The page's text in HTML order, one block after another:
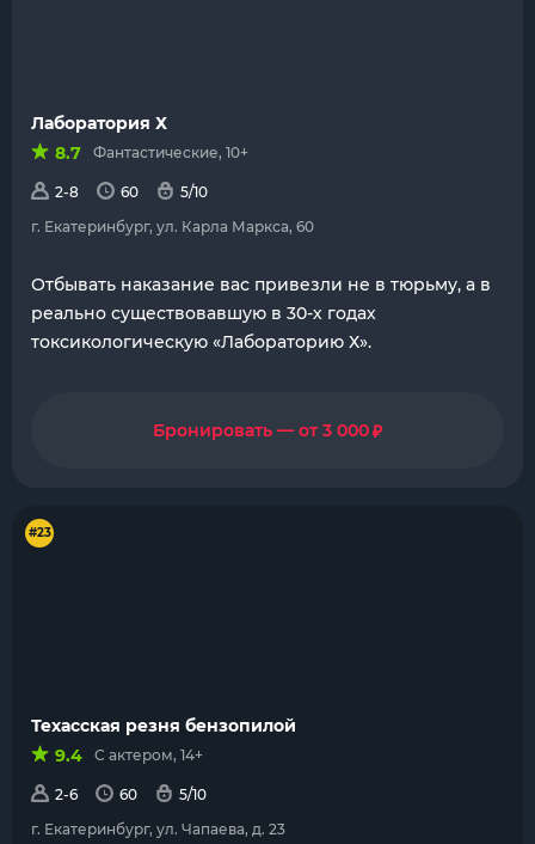
Лаборатория Х
8.7
Фантастические, 10+
2-8 60
5/10
г. Екатеринбург, ул. Карла Маркса, 60
Отбывать наказание вас привезли не в тюрьму, а в
реально существовавшую в 30-х годах
токсикологическую «Лабораторию Х».
Бронировать — от 3 000₽
#23
Техасская резня бензопилой
9.4
С актером, 14+
2-6 60
5/10
г. Екатеринбург, ул. Чапаева, д. 23